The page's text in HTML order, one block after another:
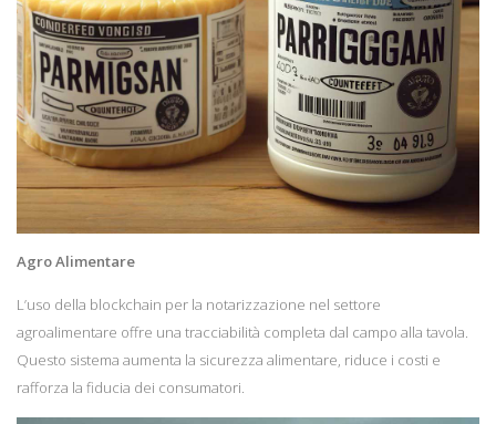
Agro Alimentare
L’uso della blockchain per la notarizzazione nel settore
agroalimentare offre una tracciabilità completa dal campo alla tavola.
Questo sistema aumenta la sicurezza alimentare, riduce i costi e
rafforza la fiducia dei consumatori.